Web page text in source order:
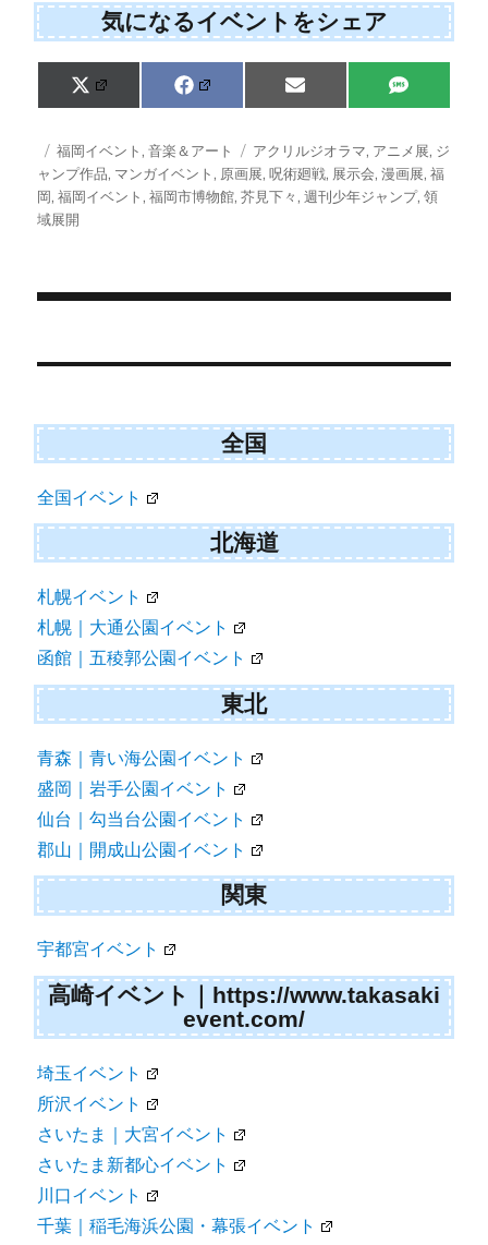
気になるイベントをシェア
Share
on
X
(
w
t
t
Share
on
F
a
e
o
o
Share
on
E
m
i
l
Share
on
S
M
投
稿
日:
カ
テ
ゴ
リ
福岡イベント ,音楽＆アート
タ
グ
アクリルジオラマ, アニメ展, ジ
ャンプ作品, マンガイベント , 原画展,呪術廻戦, 展示会,漫画展,福
岡,福岡イベント ,福岡市博物館,芥見下々 ,週刊少年ジャンプ,領
域展開
稿
ビ
ゲ
ー
シ
ョ
ン
全国
全国イベント
北海道
札幌イベント
札幌｜大通公園イベント
函館｜五稜郭公園イベント
東北
青森｜青い海公園イベント
盛岡｜岩手公園イベント
仙台｜勾当台公園イベント
郡山｜開成山公園イベント
関東
宇都宮イベント
高崎イベント｜https://www.takasaki
event.com/
埼玉イベント
所沢イベント
さいたま｜大宮イベント
さいたま新都心イベント
川口イベント
千葉｜稲毛海浜公園・幕張イベント